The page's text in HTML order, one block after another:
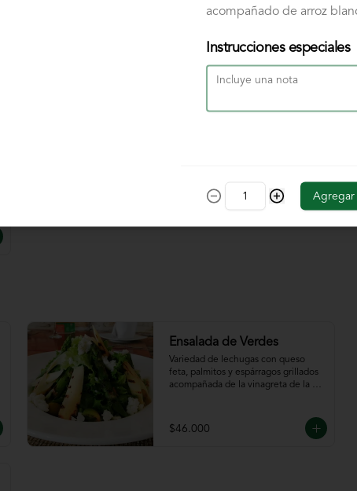
Sopa de Pescado
con vegetales y crema de leche.
Ensalada de Verdes
Variedad de lechugas con queso
feta, palmitos y espárragos grillados
acompañada de la vinagreta de la
$46.000
acompañado de arroz
Instrucciones especiales
Agregar